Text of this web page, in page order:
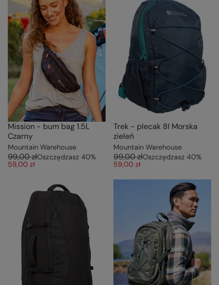
Mission - bum bag 1.5L
Czarny
Mountain Warehouse
99,00 złOszczędzasz 40%
59,00 zł
Trek - plecak 8l Morska
zieleń
Mountain Warehouse
99,00 złOszczędzasz 40%
59,00 zł